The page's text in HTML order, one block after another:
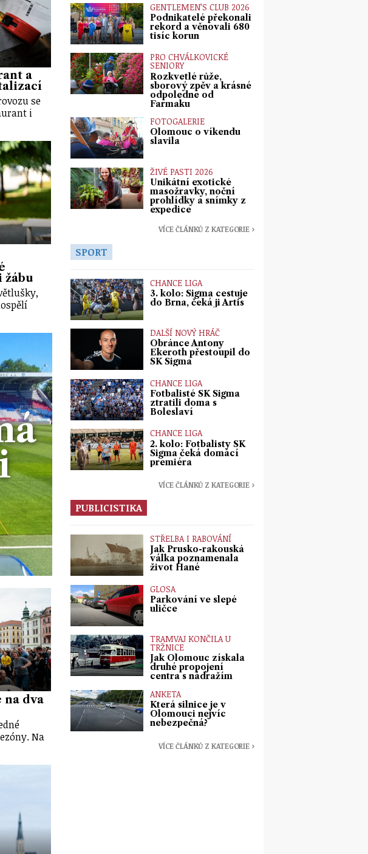
a
se
i
žábu
na dva
Na
GENTLEMEN’S CLUB 2026
Podnikatelé překonali
rekord a věnovali 680
tisíc korun
PRO CHVÁLKOVICKÉ
SENIORY
Rozkvetlé růže,
sborový zpěv a krásné
odpoledne od
Farmaku
FOTOGALERIE
Olomouc o víkendu
slavila
ŽIVÉ PASTI 2026
Unikátní exotické
masožravky, noční
prohlídky a snímky z
expedice
VÍCE ČLÁNKŮ Z KATEGORIE ›
SPORT
CHANCE LIGA
3. kolo: Sigma cestuje
do Brna, čeká ji Artis
DALŠÍ NOVÝ HRÁČ
Obránce Antony
Ekeroth přestoupil do
SK Sigma
CHANCE LIGA
Fotbalisté SK Sigma
ztratili doma s
Boleslaví
CHANCE LIGA
2. kolo: Fotbalisty SK
Sigma čeká domácí
premiéra
VÍCE ČLÁNKŮ Z KATEGORIE ›
PUBLICISTIKA
STŘELBA I RABOVÁNÍ
Jak Prusko-rakouská
válka poznamenala
život Hané
GLOSA
Parkování ve slepé
uličce
TRAMVAJ KONČILA U
TRŽNICE
Jak Olomouc získala
druhé propojení
centra s nádražím
ANKETA
Která silnice je v
Olomouci nejvíc
nebezpečná?
VÍCE ČLÁNKŮ Z KATEGORIE ›